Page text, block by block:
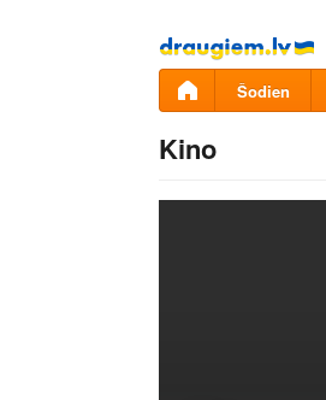
Pāriet
uz
saturu
Šodien
Kino